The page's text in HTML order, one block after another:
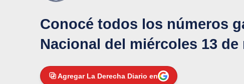
Conocé todos los números
Nacional del miércoles 13 de
Agregar La Derecha Diario en